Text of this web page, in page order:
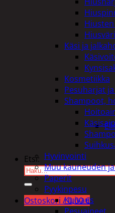
Etsi:
Ostoskori /0,00€
Käsi ja
Kosmetiikka
Pesuharjat
Shampoot,
Hyvinvointi
Muu kauneuden
Paperit
Pyykinpesu
Kuivaus